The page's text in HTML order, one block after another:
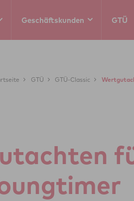
Geschäftskunden GTÜ
GTÜ GTÜ-Classic